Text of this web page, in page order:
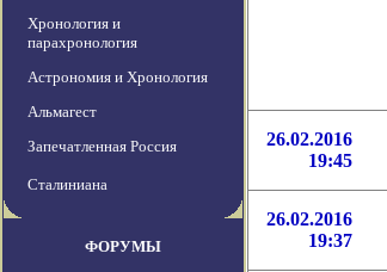
Хронология и
парахронология
Астрономия и Хронология
Альмагест
Запечатленная Россия
Сталиниана
ФОРУМЫ
26.02.2016
19:45
26.02.2016
19:37